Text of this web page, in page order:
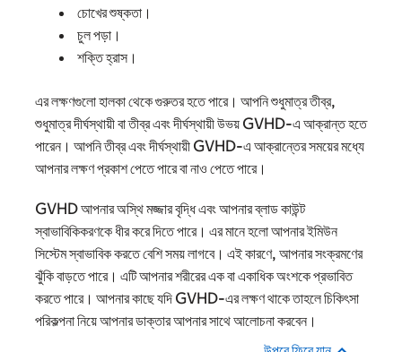
চোখের শুষ্কতা।
চুল পড়া।
শক্তি হ্রাস।
এর লক্ষণগুলো হালকা থেকে গুরুতর হতে পারে। আপনি শুধুমাত্র তীব্র,
শুধুমাত্র দীর্ঘস্থায়ী বা তীব্র এবং দীর্ঘস্থায়ী উভয় GVHD-এ আক্রান্ত হতে
পারেন। আপনি তীব্র এবং দীর্ঘস্থায়ী GVHD-এ আক্রান্তের সময়ের মধ্যে
আপনার লক্ষণ প্রকাশ পেতে পারে বা নাও পেতে পারে।
GVHD আপনার অস্থি মজ্জার বৃদ্ধি এবং আপনার ব্লাড কাউন্ট
স্বাভাবিকিকরণকে ধীর করে দিতে পারে। এর মানে হলো আপনার ইমিউন
সিস্টেম স্বাভাবিক করতে বেশি সময় লাগবে। এই কারণে, আপনার সংক্রমণের
ঝুঁকি বাড়তে পারে। এটি আপনার শরীরের এক বা একাধিক অংশকে প্রভাবিত
করতে পারে। আপনার কাছে যদি GVHD-এর লক্ষণ থাকে তাহলে চিকিৎসা
পরিকল্পনা নিয়ে আপনার ডাক্তার আপনার সাথে আলোচনা করবেন।